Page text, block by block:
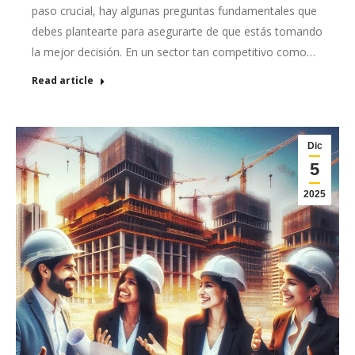
paso crucial, hay algunas preguntas fundamentales que
debes plantearte para asegurarte de que estás tomando
la mejor decisión. En un sector tan competitivo como…
Read article
Dic
5
2025